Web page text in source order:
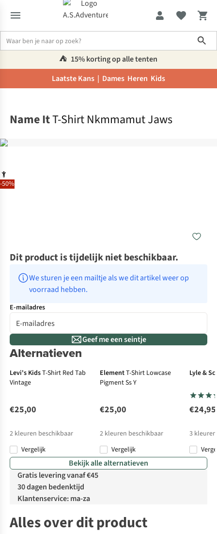
⛺️ 15% korting op alle tenten
Laatste Kans | Dames Heren Kids
-50%
Name ItT-Shirt Nkmmamut Jaws
Dit product is tijdelijk niet beschikbaar.
We sturen je een mailtje als we dit artikel weer op
voorraad hebben.
E-mailadres
Geef me een seintje
Alternatieven
Levi's KidsT-Shirt Red Tab
Vintage
€25,00
2 kleuren beschikbaar
Vergelijk
ElementT-Shirt Lowcase
Pigment Ss Y
€25,00
2 kleuren beschikbaar
Vergelijk
Lyle &
€24,95
3
Bekijk alle alternatieven
Gratis levering vanaf €45
30 dagen bedenktijd
Klantenservice: ma-za
Alles over dit product